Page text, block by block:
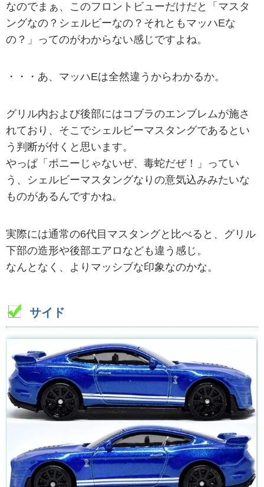
なのでまぁ、このフロントビューだけだと「マスタ
ングなの？シェルビーなの？それともマッハEな
の？」ってのがわからない感じですよね。
・・・あ、マッハEは全然違うからわかるか。
グリル内および後部にはコブラのエンブレムが施さ
れており、そこでシェルビーマスタングであるとい
う判断が付くと思います。
やっぱ「ポニーじゃないぜ、毒蛇だぜ！」ってい
う、シェルビーマスタングなりの意気込みみたいな
ものがあるんですかね。
実際には通常の6代目マスタングと比べると、グリル
下部の造形や後部エアロなども違う感じ。
なんとなく、よりマッシブな印象なのかな。
サイド